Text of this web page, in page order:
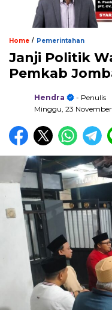
Home / Pemerintahan
Janji Politik
Pemkab
Hendra
- Penulis
Minggu, 23